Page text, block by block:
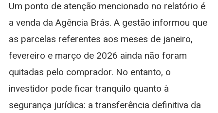
Um ponto de atenção mencionado no relatório é
a venda da Agência Brás. A gestão informou que
as parcelas referentes aos meses de janeiro,
fevereiro e março de 2026 ainda não foram
quitadas pelo comprador. No entanto, o
investidor pode ficar tranquilo quanto à
segurança jurídica: a transferência definitiva da